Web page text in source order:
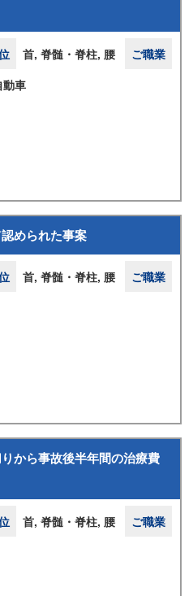
首, 脊髄・脊柱, 腰
ご職業
動車
められた事案
首, 脊髄・脊柱, 腰
ご職業
から事故後半年間の治療費
首, 脊髄・脊柱, 腰
ご職業